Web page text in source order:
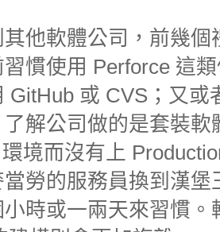
其他軟體公司，前幾
慣使用 Perforce 這
GitHub 或 CVS；又
解公司做的是套裝
境而沒有上
勞的服務員換到漢
時或一兩天來習慣